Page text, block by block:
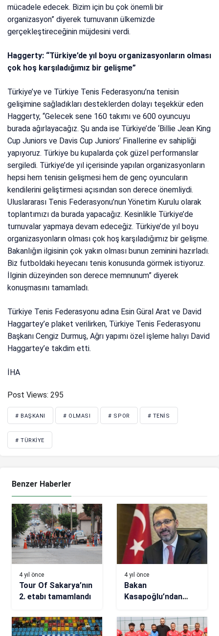
mücadele edecek. Bizim için bu çok önemli bir
organizasyon” diyerek turnuvanın ülkemizde
gerçekleştireceğinin müjdesini verdi.
Haggerty: “Türkiye’de yıl boyu organizasyonların olması
çok hoş karşıladığımız bir gelişme”
Türkiye’ye ve Türkiye Tenis Federasyonu’na tenisin
gelişimine sağladıkları desteklerden dolayı teşekkür eden
Haggerty, “Gelecek sene 160 takımı ve 600 oyuncuyu
burada ağırlayacağız. Şu anda ise Türkiye’de ‘Billie Jean King
Cup Juniors ve Davis Cup Juniors’ Finallerine ev sahipliği
yapıyoruz. Türkiye bu kupalarda çok güzel performanslar
sergiledi. Türkiye’de yıl içerisinde yapılan organizasyonların
hepsi hem tenisin gelişmesi hem de genç oyuncuların
kendilerini geliştirmesi açısından son derece önemliydi.
Uluslararası Tenis Federasyonu’nun Yönetim Kurulu olarak
toplantımızı da burada yapacağız. Kesinlikle Türkiye’de
turnuvalar yapmaya devam edeceğiz. Türkiye’de yıl boyu
organizasyonların olması çok hoş karşıladığımız bir gelişme.
Bakanlığın ilgisinin çok yakın olması bunun zeminini hazırladı.
Biz futboldaki heyecanı tenis konusunda görmek istiyoruz.
İlginin düzeyinden son derece memnunum” diyerek
konuşmasını tamamladı.
Türkiye Tenis Federasyonu adına Esin Güral Arat ve David
Haggartey’e plaket verilirken, Türkiye Tenis Federasyonu
Başkanı Cengiz Durmuş, Ağrı yapımı özel işleme halıyı David
Haggartey’e takdim etti.
İHA
Post Views: 295
# BAŞKANI # OLMASI # SPOR # TENIS
# TÜRKIYE
Benzer Haberler
4 yıl önce
Tour Of Sakarya’nın
2. etabı tamamlandı
4 yıl önce
Bakan
Kasapoğlu’ndan
milli takımlarına
tebrik